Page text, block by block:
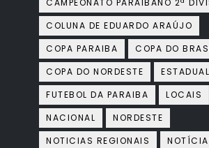
CAMPEONATO PARAIBANO 2ª
COLUNA DE EDUARDO ARAÚJO
COPA PARAIBA
COPA DO
COPA DO NORDESTE
ESTADUAL
FUTEBOL DA PARAIBA
LOCAIS
NACIONAL
NORDESTE
NOTICIAS REGIONAIS